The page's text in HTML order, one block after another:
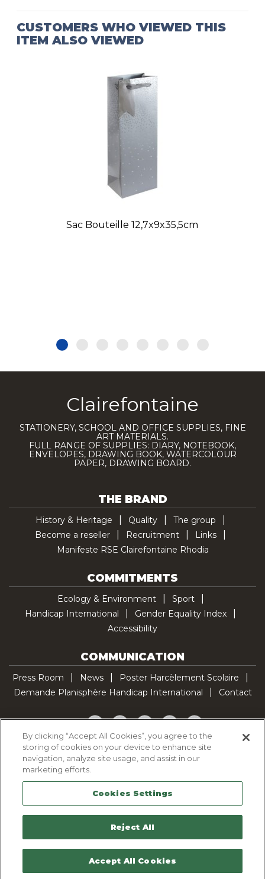
CUSTOMERS WHO VIEWED THIS
ITEM ALSO VIEWED
Sac Bouteille 12,7x9x35,5cm
Clairefontaine
STATIONERY, SCHOOL AND OFFICE SUPPLIES, FINE
ART MATERIALS.
FULL RANGE OF SUPPLIES: DIARY, NOTEBOOK,
ENVELOPES, DRAWING BOOK, WATERCOLOUR
PAPER, DRAWING BOARD.
THE BRAND
History & Heritage Quality
The group
Become a reseller
Recruitment
Links
Manifeste RSE Clairefontaine Rhodia
COMMITMENTS
Ecology & Environment
Sport
Handicap International
Gender Equality Index
Accessibility
COMMUNICATION
Press Room News
Poster Harcèlement Scolaire
Demande Planisphère Handicap International
Contact
Facebook
TwitterYouTubePinterestTikTok
Cookie Policy
Legal Notice
Sitemap
Contactez-nous
By clicking “Accept All Cookies”, you agree to the
storing of cookies on your device to enhance site
navigation, analyze site usage, and assist in our
marketing efforts.
Cookies Settings
Reject All
Accept All Cookies